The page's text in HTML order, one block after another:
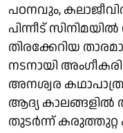
പഠനവും,
പിന്നീട്
തിരക്കേറിയ
നടനായി
അനശ്വര
ആദ്യ കാലങ്ങളിൽ
തുടർന്ന് കരുത്തുറ്റ